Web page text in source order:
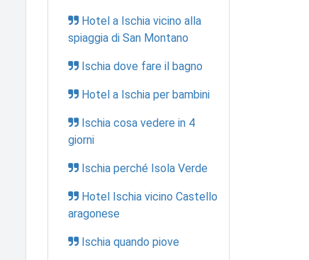
Hotel a Ischia vicino alla
spiaggia di San Montano
Ischia dove fare il bagno
Hotel a Ischia per bambini
Ischia cosa vedere in 4
giorni
Ischia perché Isola Verde
Hotel Ischia vicino Castello
aragonese
Ischia quando piove